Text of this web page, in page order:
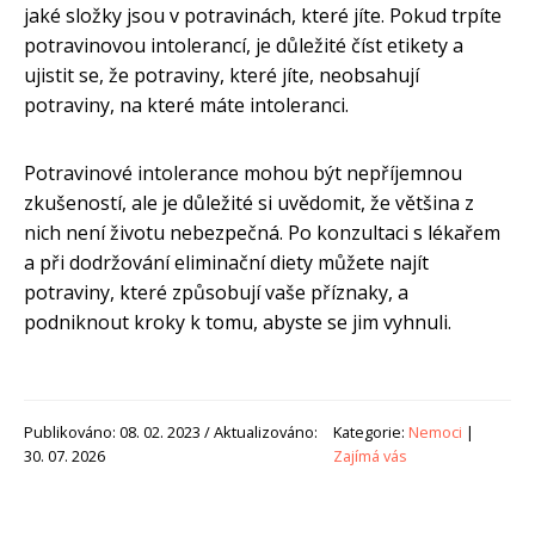
jaké složky jsou v potravinách, které jíte. Pokud trpíte
potravinovou intolerancí, je důležité číst etikety a
ujistit se, že potraviny, které jíte, neobsahují
potraviny, na které máte intoleranci.
Potravinové intolerance mohou být nepříjemnou
zkušeností, ale je důležité si uvědomit, že většina z
nich není životu nebezpečná. Po konzultaci s lékařem
a při dodržování eliminační diety můžete najít
potraviny, které způsobují vaše příznaky, a
podniknout kroky k tomu, abyste se jim vyhnuli.
Publikováno: 08. 02. 2023 / Aktualizováno:
30. 07. 2026
Kategorie: Nemoci |
Zajímá vás